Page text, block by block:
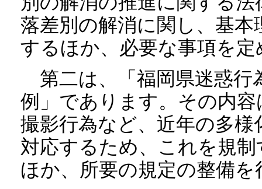
落差別の解消に関し、基
するほか、必要な事項を
第二は、「福岡県迷惑行
例」であります。その内
撮影行為など、近年の多
対応するため、これを規
ほか、所要の規定の整備